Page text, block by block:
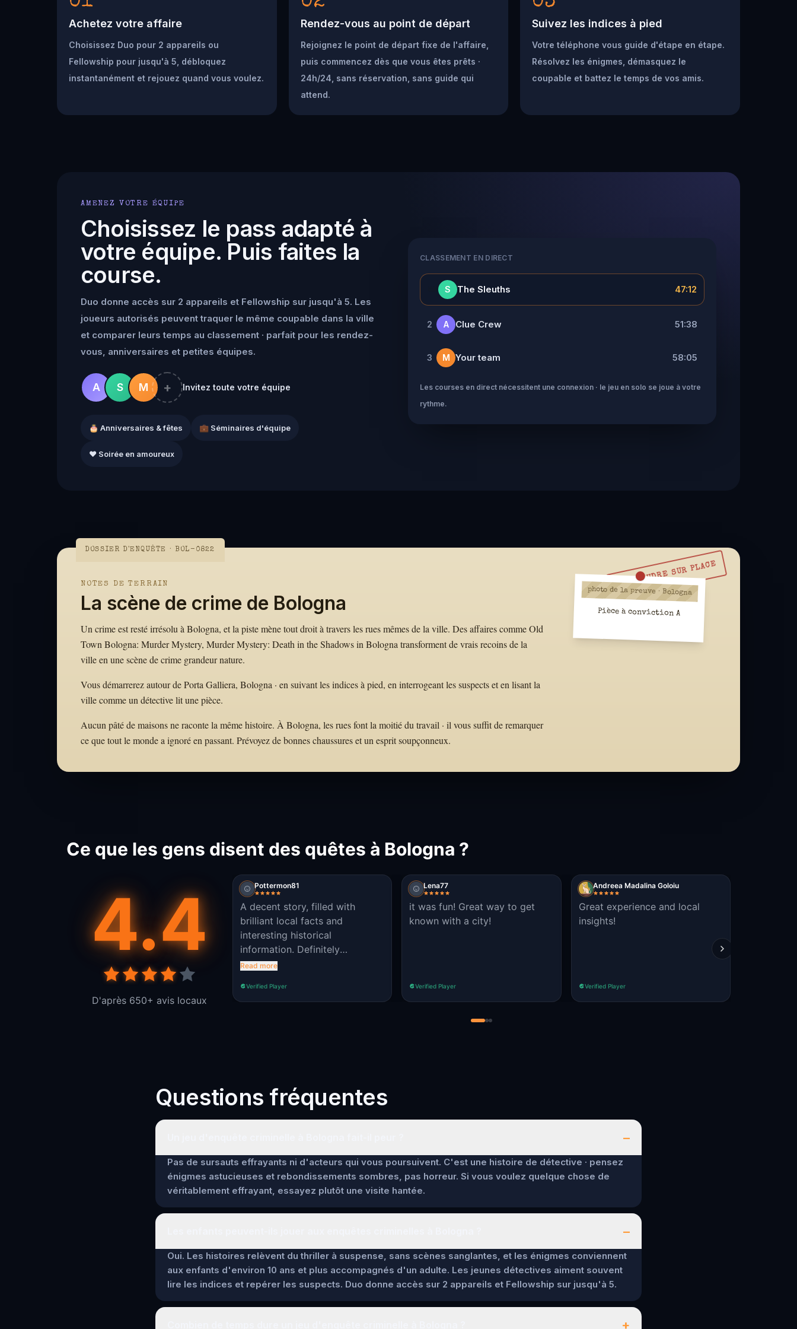
Achetez votre affaire
Choisissez Duo pour 2 appareils ou
Fellowship pour jusqu'à 5, débloquez
instantanément et rejouez quand vous voulez.
Rendez-vous au point de départ
Rejoignez le point de départ fixe de l'affaire,
puis commencez dès que vous êtes prêts ·
24h/24, sans réservation, sans guide qui
attend.
Suivez les indices à pied
Votre téléphone vous guide d'étape en étape.
Résolvez les énigmes, démasquez le
coupable et battez le temps de vos amis.
AMENEZ VOTRE ÉQUIPE
Choisissez le pass adapté à
votre équipe. Puis faites la
course.
Duo donne accès sur 2 appareils et Fellowship sur jusqu'à 5. Les
joueurs autorisés peuvent traquer le même coupable dans la ville
et comparer leurs temps au classement · parfait pour les rendez-
vous, anniversaires et petites équipes.
A S M + Invitez toute votre équipe
🎂 Anniversaires & fêtes 💼 Séminaires d'équipe
❤️ Soirée en amoureux
CLASSEMENT EN DIRECT
S The Sleuths 47:12
2 A Clue Crew 51:38
3 M Your team 58:05
Les courses en direct nécessitent une connexion · le jeu en solo se joue à votre
rythme.
DOSSIER D'ENQUÊTE · BOL-0822
À RÉSOUDRE SUR PLACE
NOTES DE TERRAIN
La scène de crime de Bologna
Un crime est resté irrésolu à Bologna, et la piste mène tout droit à travers les rues mêmes de la ville. Des affaires comme Old
Town Bologna: Murder Mystery, Murder Mystery: Death in the Shadows in Bologna transforment de vrais recoins de la
ville en une scène de crime grandeur nature.
Vous démarrerez autour de Porta Galliera, Bologna · en suivant les indices à pied, en interrogeant les suspects et en lisant la
ville comme un détective lit une pièce.
Aucun pâté de maisons ne raconte la même histoire. À Bologna, les rues font la moitié du travail · il vous suffit de remarquer
ce que tout le monde a ignoré en passant. Prévoyez de bonnes chaussures et un esprit soupçonneux.
photo de la preuve · Bologna
Pièce à conviction A
Ce que les gens disent des quêtes à Bologna ?
4.4
D'après 650+ avis locaux
Pottermon81
A decent story, filled with
brilliant local facts and
interesting historical
information. Definitely
recommend it.
Read more
Verified Player
Lena77
it was fun! Great way to get
known with a city!
Verified Player
Andreea Madalina Goloiu
Great experience and local
insights!
Verified Player
Questions fréquentes
–
Pas de sursauts effrayants ni d'acteurs qui vous poursuivent. C'est une histoire de détective · pensez
énigmes astucieuses et rebondissements sombres, pas horreur. Si vous voulez quelque chose de
véritablement effrayant, essayez plutôt une visite hantée.
–
Oui. Les histoires relèvent du thriller à suspense, sans scènes sanglantes, et les énigmes conviennent
aux enfants d'environ 10 ans et plus accompagnés d'un adulte. Les jeunes détectives aiment souvent
lire les indices et repérer les suspects. Duo donne accès sur 2 appareils et Fellowship sur jusqu'à 5.
+